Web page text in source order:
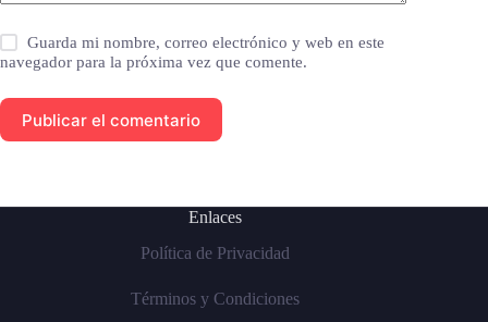
Guarda mi nombre, correo electrónico y web en este
navegador para la próxima vez que comente.
Publicar el comentario
Enlaces
Política de Privacidad
Términos y Condiciones